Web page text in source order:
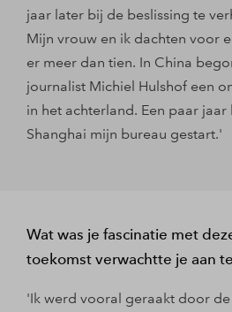
jaar later bij de beslissing te
Mijn vrouw en ik dachten voor
er meer dan tien. In China
journalist Michiel Hulshof een
in het achterland. Een paar jaar
Shanghai mijn bureau gestart.'
Wat was je fascinatie met
toekomst verwachtte je aan
'Ik werd vooral geraakt door